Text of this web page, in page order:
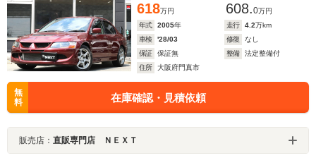
618万円 608.0万円
年式
2005年 走行 4.2万km
車検
'28/03 修復
なし
保証
保証無 整備
法定整備付
住所
大阪府門真市
無
料
在庫確認・見積依頼
販売店： 直販専門店 ＮＥＸＴ